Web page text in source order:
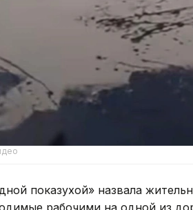
показухой» назвала
рабочими на одной из